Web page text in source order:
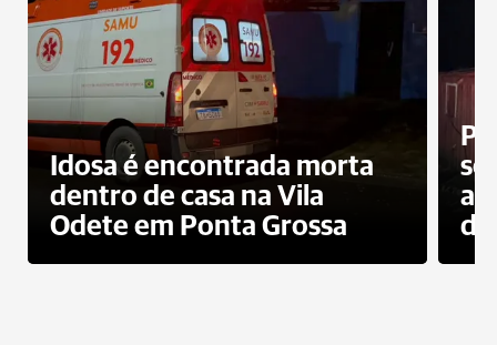
Idosa é encontrada morta
dentro de casa na Vila
Odete em Ponta Grossa
do